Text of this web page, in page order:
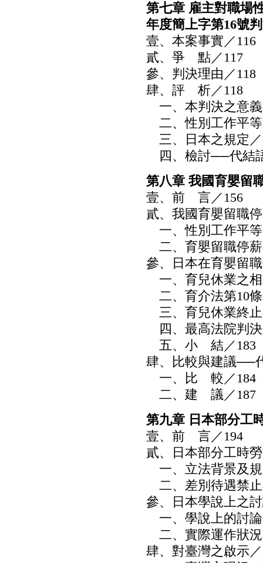
第七章 雇主對職場
年度簡上字第16號
壹、本案事實／116
貳、爭 點／117
參、判決理由／118
肆、評 析／118
一、本判決之意義
二、性別工作平
三、日本之規定／
四、檢討──代結
第八章 我國育嬰留
壹、前 言／156
貳、我國育嬰留職
一、性別工作平等
二、育嬰留職停
參、日本在育嬰留
一、育兒休業之
二、育介法第10
三、育兒休業終
四、最高法院判
五、小 結／183
肆、比較與建議──
一、比 較／184
二、建 議／187
第九章 日本部分工
壹、前 言／194
貳、日本部分工時
一、立法背景及
二、差別待遇禁
參、日本學說上之
一、學說上的討論
二、實際運作狀
肆、對臺灣之啟示